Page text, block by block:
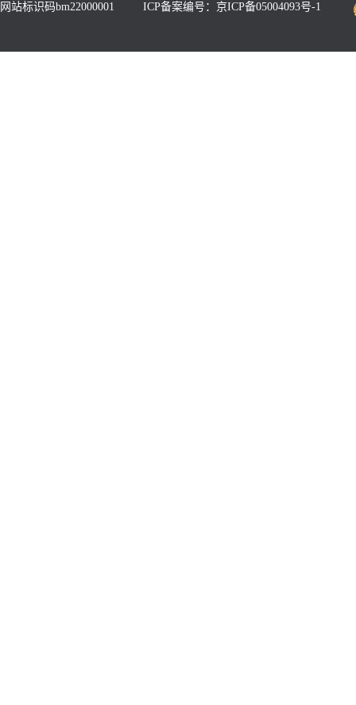
网站标识码bm22000001 ICP备案编号：京ICP备05004093号-1